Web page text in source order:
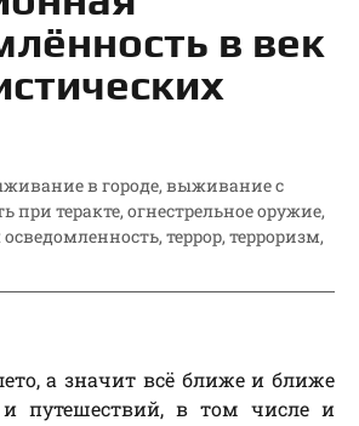
в век
в городе, выживание с
при теракте, огнестрельное оружие,
, террор, терроризм,
а значит всё ближе и ближе
и путешествий, в том числе и